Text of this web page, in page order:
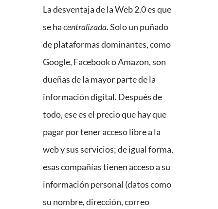
La desventaja de la Web 2.0 es que
se hacentralizada. Solo un puñado
de plataformas dominantes, como
Google, Facebook o Amazon, son
dueñas de la mayor parte de la
información digital. Después de
todo, ese es el precio que hay que
pagar por tener acceso libre a la
web y sus servicios; de igual forma,
esas compañías tienen acceso a su
información personal (datos como
su nombre, dirección, correo